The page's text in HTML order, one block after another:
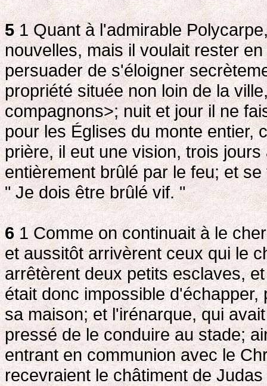
51 Quant à l'admirable
nouvelles, mais il voulait rester
persuader de s'éloigner
propriété située non loin de la
compagnons>; nuit et jour il ne
pour les Églises du monte entier,
prière, il eut une vision, trois
entièrement brûlé par le feu; et
" Je dois être brûlé vif. "
61 Comme on continuait à le
et aussitôt arrivèrent ceux qui le
arrêtèrent deux petits esclaves,
était donc impossible
sa maison; et l'irénarque, qui
pressé de le conduire au stade;
entrant en communion avec le
recevraient le châtiment de